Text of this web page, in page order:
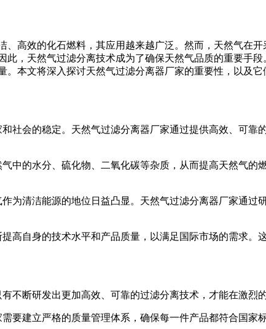
高效的化石燃料，其应用越来越广泛。然而，天然气在
，天然气过滤分离技术成为了确保天然气品质的重要手
本文将深入探讨天然气过滤分离器厂家的重要性，以及
社会的稳定。天然气过滤分离器厂家通过提供高效、可靠
中的水分、硫化物、二氧化碳等杂质，从而提高天然气的
为清洁能源的地位日益凸显。天然气过滤分离器厂家通过
高自身的技术水平和产品质量，以满足国际市场的需求。
断研发出更加高效、可靠的过滤分离技术，才能在激烈
要建立严格的质量管理体系，确保每一件产品都符合国家